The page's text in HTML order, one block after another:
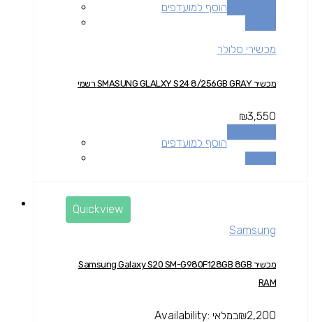
הוסף למועדפים
מכשירי סלולר
מכשיר SMASUNG GLALXY S24 8/256GB GRAY רשמי
₪3,550
הוסף למועדפים
Quickview
Samsung
מכשיר Samsung Galaxy S20 SM-G980F128GB 8GB
RAM
₪2,200
Availability: במלאי